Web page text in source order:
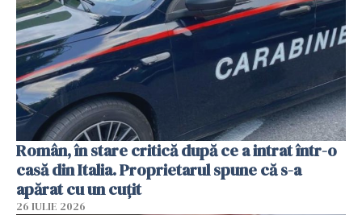
Român, în stare critică după ce a intrat într-o
casă din Italia. Proprietarul spune că s-a
apărat cu un cuțit
26 IULIE 2026